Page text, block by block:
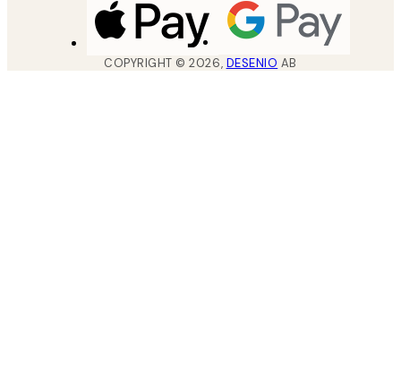
COPYRIGHT ©2026, DESENIO AB